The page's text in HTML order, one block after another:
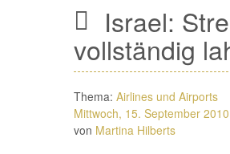
Israel:
vollständig
Thema: Airlines und Airports
Mittwoch, 15. September 2010
von Martina Hilberts